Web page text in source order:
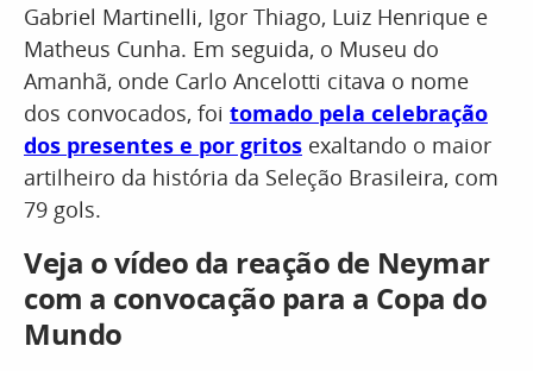
Gabriel Martinelli, Igor Thiago, Luiz Henrique e
Matheus Cunha. Em seguida, o Museu do
Amanhã, onde Carlo Ancelotti citava o nome
dos convocados, foi tomado pela celebração
dos presentes e por gritos exaltando o maior
artilheiro da história da Seleção Brasileira, com
79 gols.
Veja o vídeo da reação de Neymar
com a convocação para a Copa do
Mundo